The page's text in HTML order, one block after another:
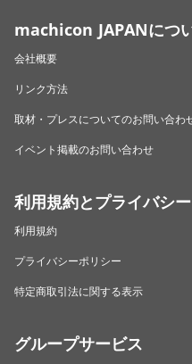
machicon JAPANにつ
会社概要
リンク方法
取材・プレスについてのお問い合わ
イベント掲載のお問い合わせ
利用規約とプライバシー
利用規約
プライバシーポリシー
特定商取引法に関する表示
グループサービス